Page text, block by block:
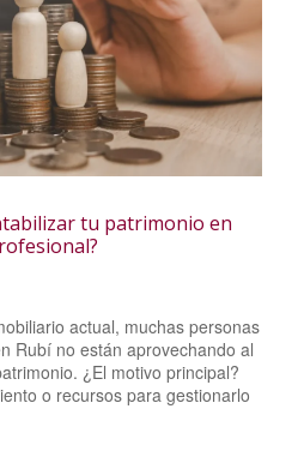
tu patrimonio en
actual, muchas personas
Rubí no están aprovechando al
¿El motivo principal?
o recursos para gestionarlo